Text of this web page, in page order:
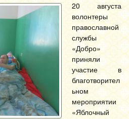
20 августа
волонтеры
православной
службы
«Добро»
приняли
участие в
благотворител
ьном
мероприятии
«Яблочный